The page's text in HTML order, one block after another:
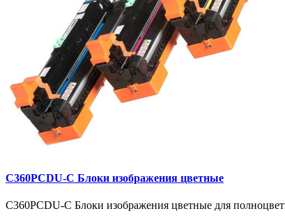
C360PCDU-С Блоки изображения цветные
C360PCDU-C Блоки изображения цветные для